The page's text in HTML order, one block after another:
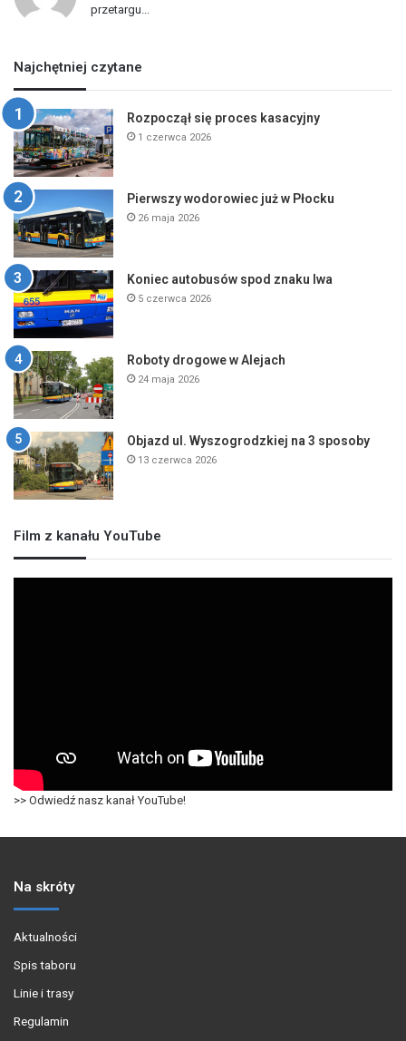
przetargu...
Najchętniej czytane
Rozpoczął się proces kasacyjny
1 czerwca 2026
Pierwszy wodorowiec już w Płocku
26 maja 2026
Koniec autobusów spod znaku lwa
5 czerwca 2026
Roboty drogowe w Alejach
24 maja 2026
Objazd ul. Wyszogrodzkiej na 3 sposoby
13 czerwca 2026
Film z kanału YouTube
>> Odwiedź nasz kanał YouTube!
Na skróty
Aktualności
Spis taboru
Linie i trasy
Regulamin